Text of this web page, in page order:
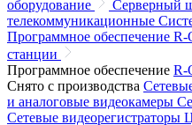
оборудование
Серверный
телекоммуникационные
Программное обеспечение R-
станции
Программное обеспечение R-
Снято с производства
и аналоговые видеокамеры
Сетевые видеорегистраторы